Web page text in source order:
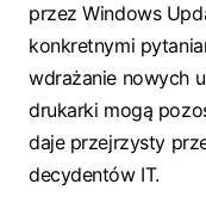
przez Windows
konkretnymi
wdrażanie nowych
drukarki mogą
daje przejrzysty
decydentów IT.